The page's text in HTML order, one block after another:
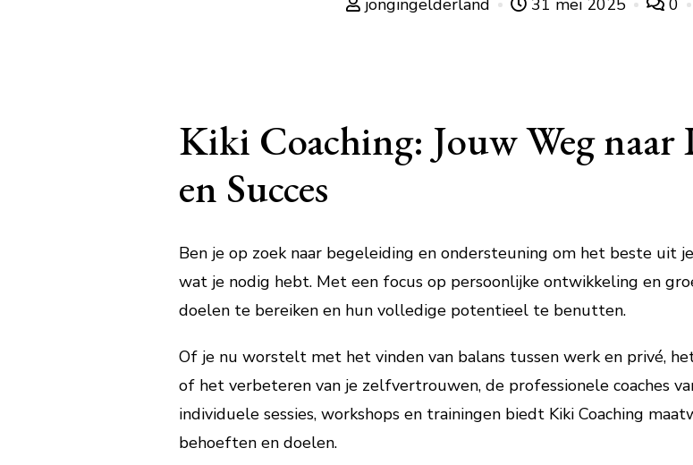
jongingelderland 31 mei 2025 0
Kiki Coaching: Jouw Weg naar
en Succes
Ben je op zoek naar begeleiding en ondersteuning om het beste uit
wat je nodig hebt. Met een focus op persoonlijke ontwikkeling en
doelen te bereiken en hun volledige potentieel te benutten.
Of je nu worstelt met het vinden van balans tussen werk en privé,
of het verbeteren van je zelfvertrouwen, de professionele coaches
individuele sessies, workshops en trainingen biedt Kiki Coaching
behoeften en doelen.